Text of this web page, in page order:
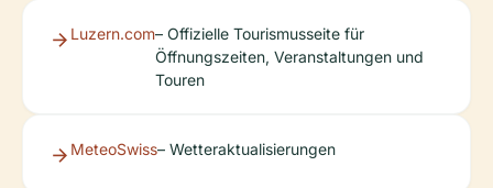
Luzern.com– Offizielle Tourismusseite für
Öffnungszeiten, Veranstaltungen und
Touren
MeteoSwiss– Wetteraktualisierungen